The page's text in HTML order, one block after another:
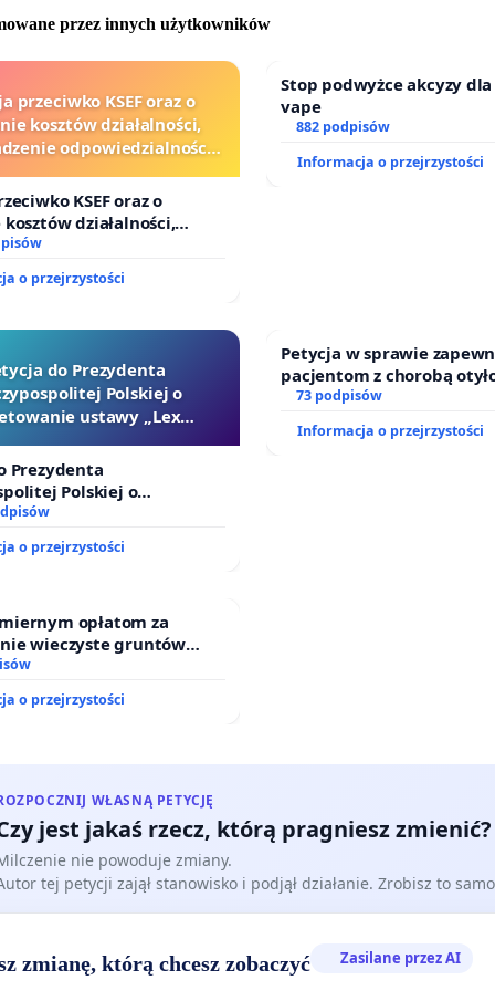
wynikających z niewystarczającego
ponieważ stomików zwyczajnie nie będzie stać na
dopłat. W konsekwencji spowoduje wycofanie się
z życia społecznego i zawodowego.
i sami stomicy walczą od lat, czyli szansa na
obróci się w proch!
doboru zaopatrzenia w określonej wartości
i , bez współfinansowania ze strony osób z wyłonioną
– 450 zł
– 600 zł
dostępności do wysokiej jakości sprzętu
z uwzględnieniem spersonalizowanej możliwości
przez innych użytkowników
przeciwko KSEF oraz o
kosztów działalności,
odpowiedzialności
i sędziów
KSEF oraz o
działalności,
odpowiedzialności
o przejrzystości
Stop podwyżce akcyzy
vape
882 podpisów
Informacja o przejrzystości
do Prezydenta
Polskiej o
ustawy „Lex
Prezydenta
Polskiej o
ustawy „Lex Szarlatan”
o przejrzystości
Petycja w sprawie
pacjentom z chorobą
dostępu do
73 podpisów
Informacja o przejrzystości
opłatom za
wieczyste gruntów
przez rodzinne ogrody
o przejrzystości
WŁASNĄ PETYCJĘ
jest jakaś rzecz, którą pragniesz zmienić?
nie powoduje zmiany.
tej petycji zajął stanowisko i podjął działanie. Zrobisz to
zmianę, którą chcesz zobaczyć Zasilane przez AI